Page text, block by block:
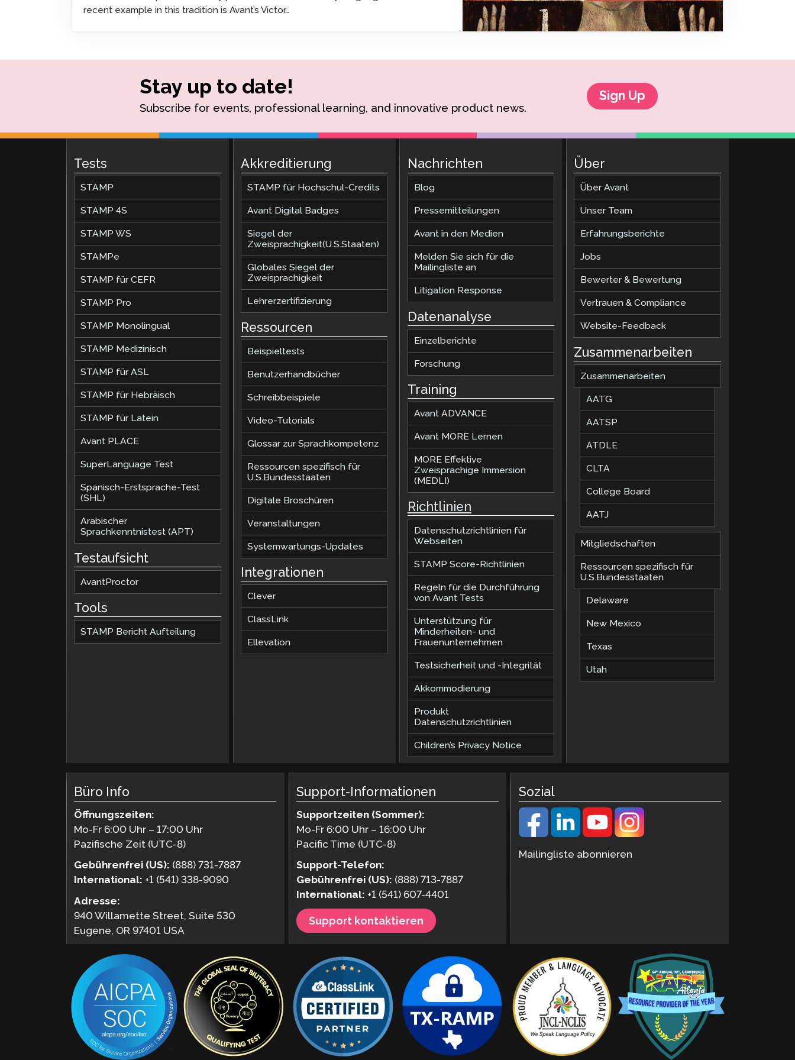
Test Sprachen
Wiederholung an
Cleveres Onboarding
Podcast
Veranstaltungen
recent example in this tradition is Avant’s Victor…
Stay up to date!
Subscribe for events, professional learning, and innovative product news.
Sign Up
Tests
STAMP
STAMP 4S
STAMP WS
STAMPe
STAMP für CEFR
STAMP Pro
STAMP Monolingual
STAMP Medizinisch
STAMP für ASL
STAMP für Hebräisch
STAMP für Latein
Avant PLACE
SuperLanguage Test
Spanisch-Erstsprache-Test
(SHL)
Arabischer
Sprachkenntnistest (APT)
Testaufsicht
AvantProctor
Tools
STAMP Bericht Aufteilung
Akkreditierung
STAMP für Hochschul-Credits
Avant Digital Badges
Siegel der
Zweisprachigkeit(U.S.Staaten)
Globales Siegel der
Zweisprachigkeit
Lehrerzertifizierung
Ressourcen
Beispieltests
Benutzerhandbücher
Schreibbeispiele
Video-Tutorials
Glossar zur Sprachkompetenz
Ressourcen spezifisch für
U.S.Bundesstaaten
Digitale Broschüren
Veranstaltungen
Systemwartungs-Updates
Integrationen
Clever
ClassLink
Ellevation
Nachrichten
Blog
Pressemitteilungen
Avant in den Medien
Melden Sie sich für die
Mailingliste an
Litigation Response
Datenanalyse
Einzelberichte
Forschung
Training
Avant ADVANCE
Avant MORE Lernen
MORE Effektive
Zweisprachige Immersion
(MEDLI)
Richtlinien
Datenschutzrichtlinien für
Webseiten
STAMP Score-Richtlinien
Regeln für die Durchführung
von Avant Tests
Unterstützung für
Minderheiten- und
Frauenunternehmen
Testsicherheit und -Integrität
Akkommodierung
Produkt
Datenschutzrichtlinien
Children’s Privacy Notice
Über
Über Avant
Unser Team
Erfahrungsberichte
Jobs
Bewerter & Bewertung
Vertrauen & Compliance
Website-Feedback
Zusammenarbeiten
Zusammenarbeiten
AATG
AATSP
ATDLE
CLTA
College Board
AATJ
Mitgliedschaften
Ressourcen spezifisch für
U.S.Bundesstaaten
Delaware
New Mexico
Texas
Utah
Büro Info
Öffnungszeiten:
Mo-Fr 6:00 Uhr – 17:00 Uhr
Pazifische Zeit (UTC-8)
Gebührenfrei (US): (888) 731-7887
International: +1 (541) 338-9090
Adresse:
940 Willamette Street, Suite 530
Eugene, OR 97401 USA
Support-Informationen
Supportzeiten (Sommer):
Mo-Fr 6:00 Uhr – 16:00 Uhr
Pacific Time (UTC-8)
Support-Telefon:
Gebührenfrei (US): (888) 713-7887
International: +1 (541) 607-4401
Support kontaktieren
Sozial
Mailingliste abonnieren